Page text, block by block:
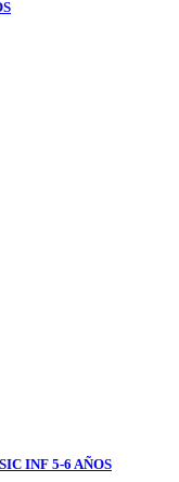
INF 5-6 AÑOS